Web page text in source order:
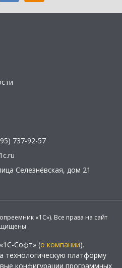
737-92-57
Селезнёвская, дом 21
«1С»). Все права на сайт
Софт» (о компании).
технологическую платформу
конфигурации программных